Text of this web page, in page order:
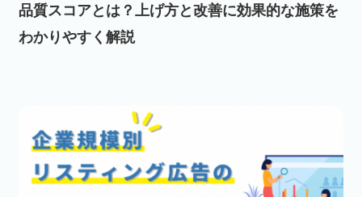
品質スコアとは？上げ方と改善に効果的な施策を
わかりやすく解説